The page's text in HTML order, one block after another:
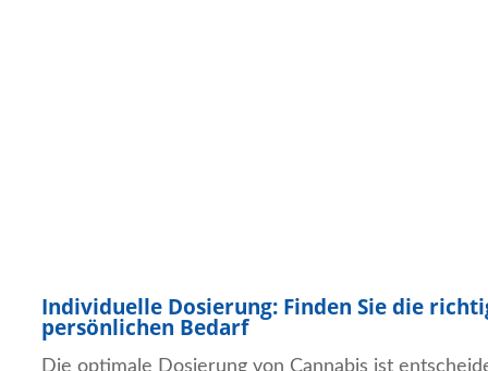
Individuelle Dosierung: Finden Sie die
persönlichen Bedarf
Die optimale Dosierung von Cannabis ist